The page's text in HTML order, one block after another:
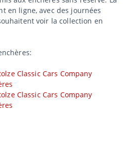
en ligne, avec des journées
voir la collection en
Classic Cars Company
Classic Cars Company